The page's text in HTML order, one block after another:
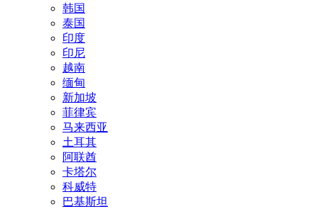
韩国
泰国
印度
印尼
越南
缅甸
新加坡
菲律宾
马来西亚
土耳其
阿联酋
卡塔尔
科威特
巴基斯坦